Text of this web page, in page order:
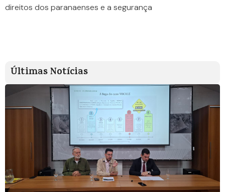
direitos dos paranaenses e a segurança
Últimas Notícias